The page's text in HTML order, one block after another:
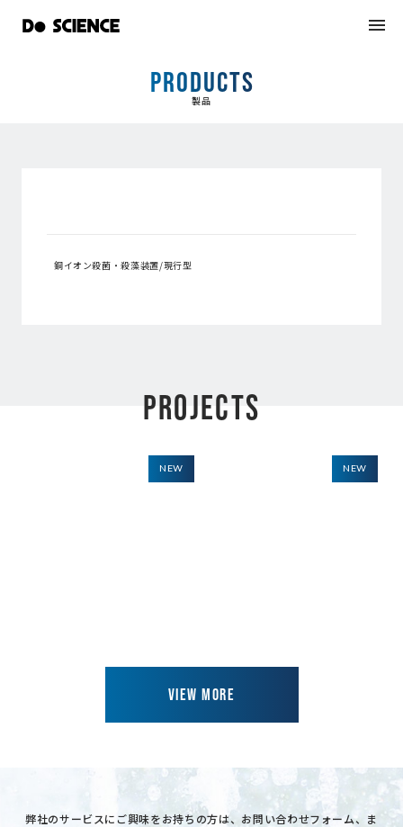
PRODUCTS
製品
銅イオン殺菌・殺藻装置/現行型
PROJECTS
NEW NEW
VIEW MORE
弊社のサービスにご興味をお持ちの方は、 お問い合わせフォーム、ま